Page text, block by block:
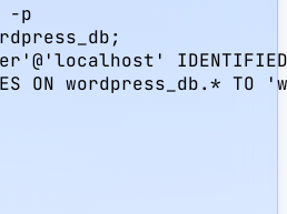
-p
ON wordpress_db.*